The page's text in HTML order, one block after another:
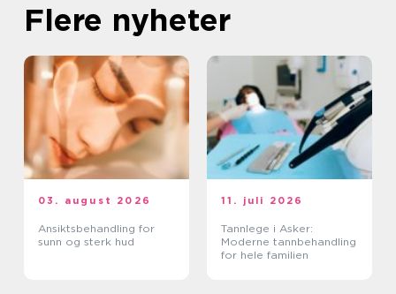
Flere nyheter
03. august 2026
Ansiktsbehandling for
sunn og sterk hud
11. juli 2026
Tannlege i Asker:
Moderne tannbehandling
for hele familien